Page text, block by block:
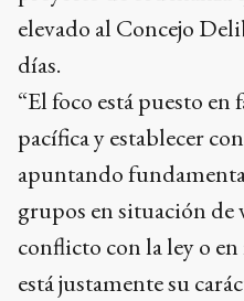
elevado al Concejo
días.
“El foco está puesto en
pacífica y establecer
apuntando
grupos en situación
conflicto con la ley o
está justamente su